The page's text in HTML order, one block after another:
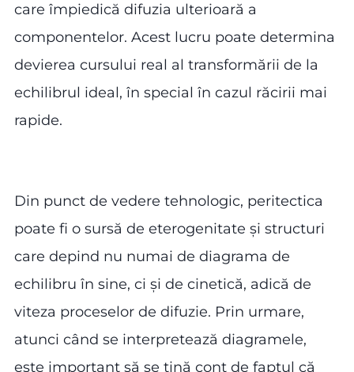
care împiedică difuzia ulterioară a
componentelor. Acest lucru poate determina
devierea cursului real al transformării de la
echilibrul ideal, în special în cazul răcirii mai
rapide.
Din punct de vedere tehnologic, peritectica
poate fi o sursă de eterogenitate și structuri
care depind nu numai de diagrama de
echilibru în sine, ci și de cinetică, adică de
viteza proceselor de difuzie. Prin urmare,
atunci când se interpretează diagramele,
este important să se țină cont de faptul că